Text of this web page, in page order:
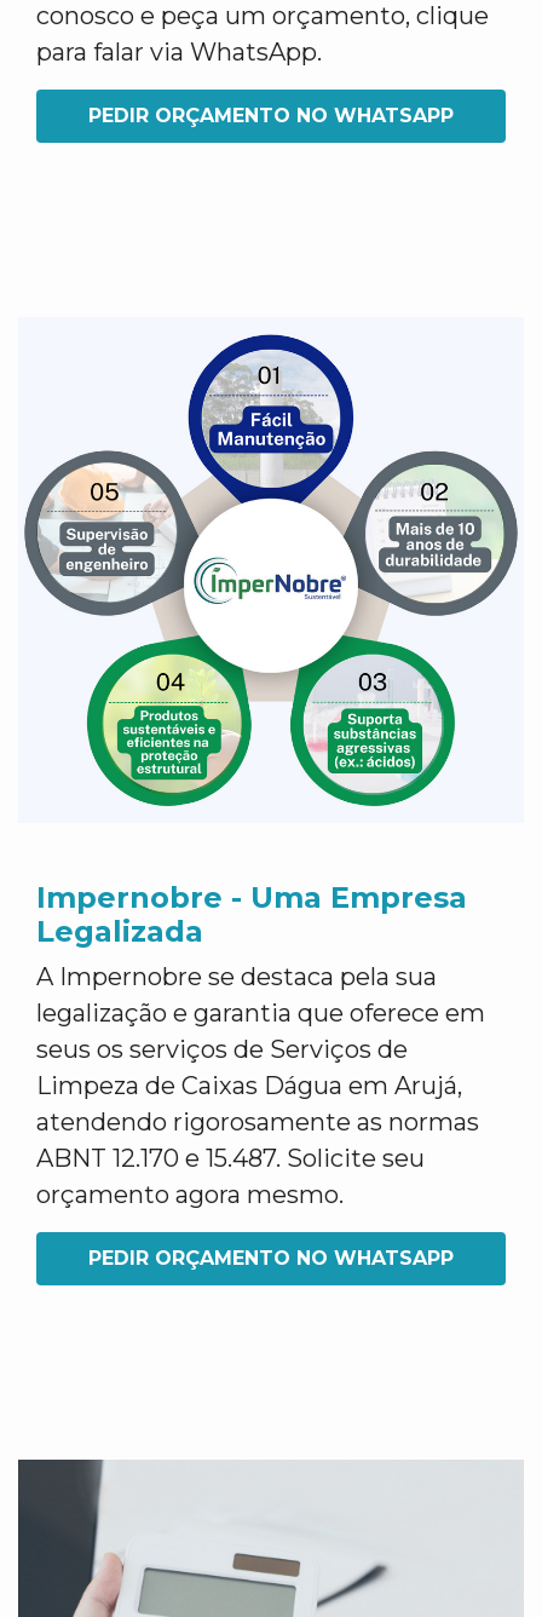
conosco e peça um orçamento, clique
para falar via WhatsApp.
PEDIR ORÇAMENTO NO WHATSAPP
Impernobre - Uma Empresa
Legalizada
A Impernobre se destaca pela sua
legalização e garantia que oferece em
seus os serviços de Serviços de
Limpeza de Caixas Dágua em Arujá,
atendendo rigorosamente as normas
ABNT 12.170 e 15.487. Solicite seu
orçamento agora mesmo.
PEDIR ORÇAMENTO NO WHATSAPP